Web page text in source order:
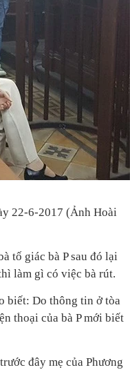
22-6-2017 (Ảnh Hoài
tố giác bà P sau đó lại
làm gì có việc bà rút.
biết: Do thông tin ở tòa
thoại của bà P mới biết
đây mẹ của Phương